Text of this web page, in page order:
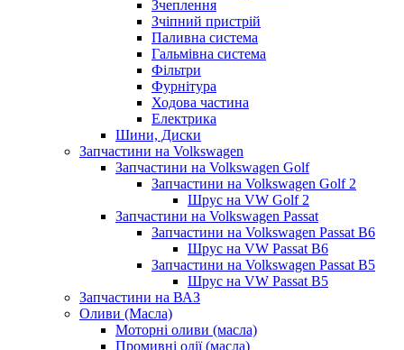
Зчеплення
Зчіпний пристрій
Паливна система
Гальмівна система
Фільтри
Фурнітура
Ходова частина
Електрика
Шини, Диски
Запчастини на Volkswagen
Запчастини на Volkswagen Golf
Запчастини на Volkswagen Golf 2
Шрус на VW Golf 2
Запчастини на Volkswagen Passat
Запчастини на Volkswagen Passat B6
Шрус на VW Passat B6
Запчастини на Volkswagen Passat B5
Шрус на VW Passat B5
Запчастини на ВАЗ
Оливи (Масла)
Моторні оливи (масла)
Промивні олії (масла)